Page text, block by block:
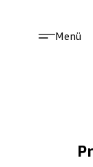
Menü